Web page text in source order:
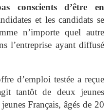
conscients d’être en
et les candidats se
n’importe quel autre
l’entreprise ayant diffusé
d’emploi testée a reçue
tantôt de deux jeunes
Français, âgés de 20